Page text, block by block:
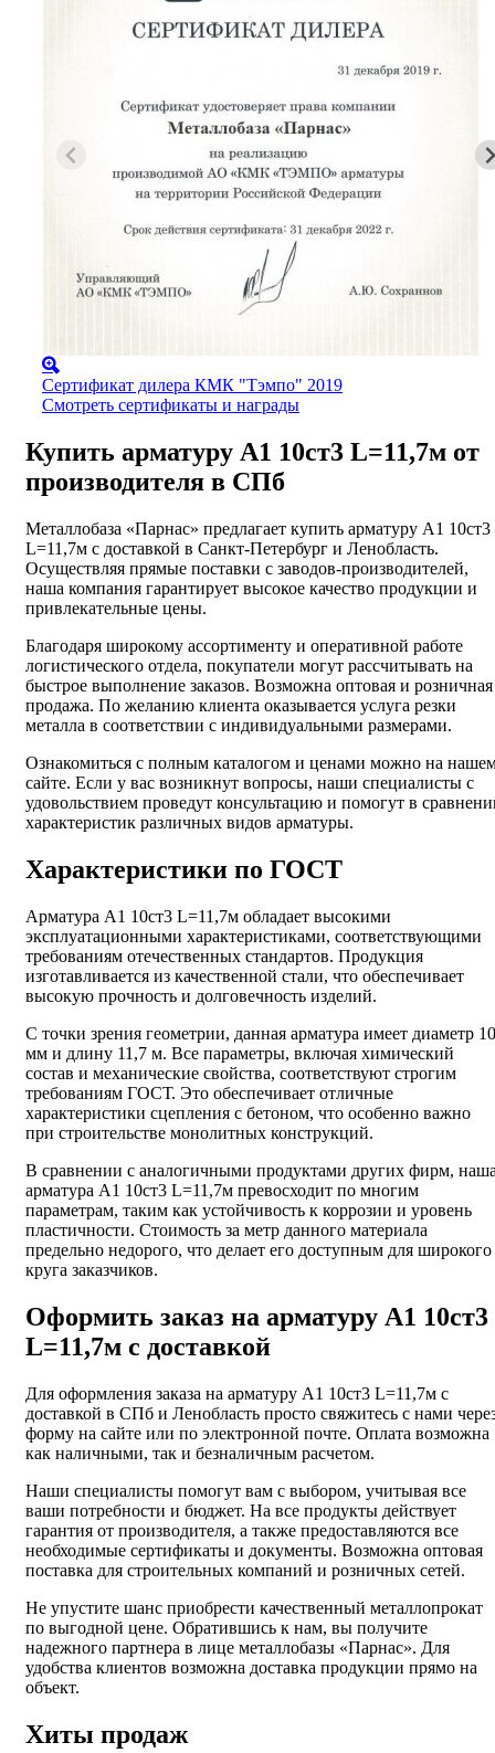
Сертификат дилера КМК "Тэмпо" 2019
Смотреть сертификаты и награды
Купить арматуру А1 10ст3 L=11,7м от
производителя в СПб
Металлобаза «Парнас» предлагает купить арматуру А1 10ст3
L=11,7м с доставкой в Санкт-Петербург и Ленобласть.
Осуществляя прямые поставки с заводов-производителей,
наша компания гарантирует высокое качество продукции и
привлекательные цены.
Благодаря широкому ассортименту и оперативной работе
логистического отдела, покупатели могут рассчитывать на
быстрое выполнение заказов. Возможна оптовая и розничная
продажа. По желанию клиента оказывается услуга резки
металла в соответствии с индивидуальными размерами.
Ознакомиться с полным каталогом и ценами можно на
сайте. Если у вас возникнут вопросы, наши специалисты с
удовольствием проведут консультацию и помогут в
характеристик различных видов арматуры.
Характеристики по ГОСТ
Арматура А1 10ст3 L=11,7м обладает высокими
эксплуатационными характеристиками, соответствующими
требованиям отечественных стандартов. Продукция
изготавливается из качественной стали, что обеспечивает
высокую прочность и долговечность изделий.
С точки зрения геометрии, данная арматура имеет диаметр 10
мм и длину 11,7 м. Все параметры, включая химический
состав и механические свойства, соответствуют строгим
требованиям ГОСТ. Это обеспечивает отличные
характеристики сцепления с бетоном, что особенно важно
при строительстве монолитных конструкций.
В сравнении с аналогичными продуктами других фирм,
арматура А1 10ст3 L=11,7м превосходит по многим
параметрам, таким как устойчивость к коррозии и уровень
пластичности. Стоимость за метр данного материала
предельно недорого, что делает его доступным для широкого
круга заказчиков.
Оформить заказ на арматуру А1 10ст3
L=11,7м с доставкой
Для оформления заказа на арматуру А1 10ст3 L=11,7м с
доставкой в СПб и Ленобласть просто свяжитесь с нами
форму на сайте или по электронной почте. Оплата возможна
как наличными, так и безналичным расчетом.
Наши специалисты помогут вам с выбором, учитывая все
ваши потребности и бюджет. На все продукты действует
гарантия от производителя, а также предоставляются все
необходимые сертификаты и документы. Возможна оптовая
поставка для строительных компаний и розничных сетей.
Не упустите шанс приобрести качественный металлопрокат
по выгодной цене. Обратившись к нам, вы получите
надежного партнера в лице металлобазы «Парнас». Для
удобства клиентов возможна доставка продукции прямо на
объект.
Хиты продаж